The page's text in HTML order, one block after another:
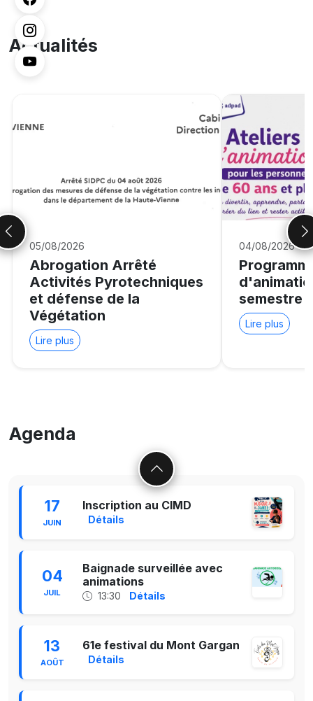
Actualités
05/08/2026
Abrogation Arrêté
Activités Pyrotechniques
et défense de la
Végétation
Lire plus
04/08/2026
semestre
Lire plus
Agenda
17
JUIN
Inscription au CIMD
Détails
04
JUIL
Baignade surveillée avec
animations
13:30 Détails
13
AOÛT
61e festival du Mont Gargan
Détails